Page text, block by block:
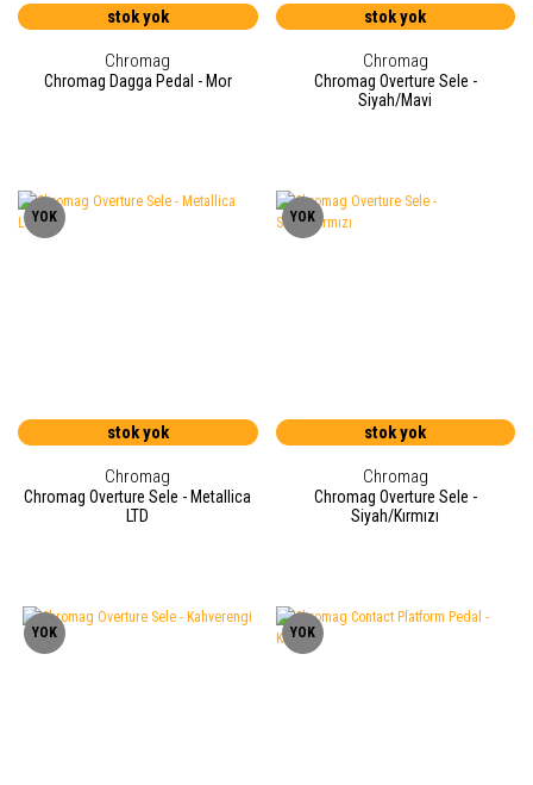
stok yok
Chromag
Chromag Dagga Pedal - Mor
stok yok
Chromag
Chromag Overture Sele -
Siyah/Mavi
YOK
stok yok
Chromag
Chromag Overture Sele - Metallica
LTD
YOK
stok yok
Chromag
Chromag Overture Sele -
Siyah/Kırmızı
YOK YOK